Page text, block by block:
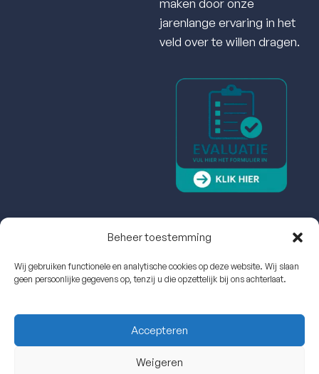
Beheer toestemming
Wij gebruiken functionele en analytische cookies op deze website. Wij slaan
geen persoonlijke gegevens op, tenzij u die opzettelijk bij ons achterlaat.
Accepteren
Weigeren
maken door onze
jarenlange ervaring in het
veld over te willen dragen.
Echo Cardio Experts